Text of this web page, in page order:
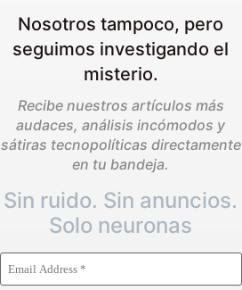
Nosotros tampoco, pero
seguimos investigando el
misterio.
Recibe nuestros artículos más
audaces, análisis incómodos y
sátiras tecnopolíticas directamente
en tu bandeja.
Sin ruido. Sin anuncios.
Solo neuronas